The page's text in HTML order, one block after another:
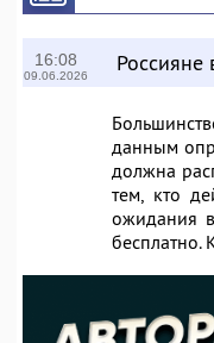
16:08
09.06.2026 Россияне
данным
должна
тем, кто
ожидания
бесплатно.